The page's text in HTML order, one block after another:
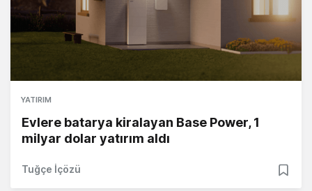
YATIRIM
Evlere batarya kiralayan Base Power, 1
milyar dolar yatırım aldı
Tuğçe İçözü